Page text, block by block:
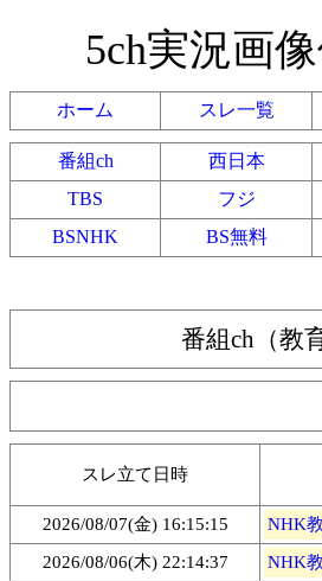
5ch実況画
ホーム スレ一覧
番組ch 西日本
TBS
フジ
BSNHK
BS無料
番組ch（教
スレ立て日時
2026/08/07(金) 16:15:15
NHK
2026/08/06(木) 22:14:37
NHK